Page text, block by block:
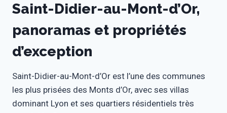
Saint-Didier-au-Mont-d’Or,
panoramas et propriétés
d’exception
Saint-Didier-au-Mont-d’Or est l’une des communes
les plus prisées des Monts d’Or, avec ses villas
dominant Lyon et ses quartiers résidentiels très